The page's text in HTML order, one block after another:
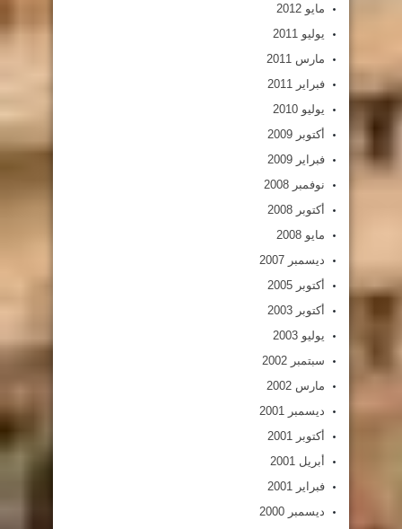
مايو 2012
يوليو 2011
مارس 2011
فبراير 2011
يوليو 2010
أكتوبر 2009
فبراير 2009
نوفمبر 2008
أكتوبر 2008
مايو 2008
ديسمبر 2007
أكتوبر 2005
أكتوبر 2003
يوليو 2003
سبتمبر 2002
مارس 2002
ديسمبر 2001
أكتوبر 2001
أبريل 2001
فبراير 2001
ديسمبر 2000